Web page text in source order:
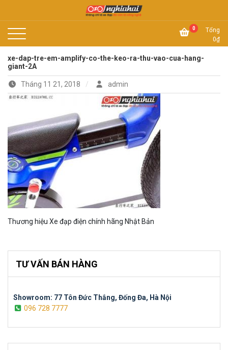
Xe đạp Nhật Nghĩa Hải 0
Tổng
0₫
xe-dap-tre-em-amplify-co-the-keo-ra-thu-vao-cua-hang-
giant-2A
Tháng 11 21, 2018 admin
Thương hiệu Xe đạp điện chính hãng Nhật Bản
TƯ VẤN BÁN HÀNG
Showroom: 77 Tôn Đức Thắng, Đống Đa, Hà Nội
096 728 7777